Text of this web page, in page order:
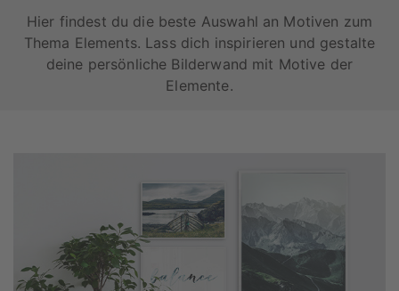
Hier findest du die beste Auswahl an Motiven zum
Thema Elements. Lass dich inspirieren und gestalte
deine persönliche Bilderwand mit Motive der
Elemente.